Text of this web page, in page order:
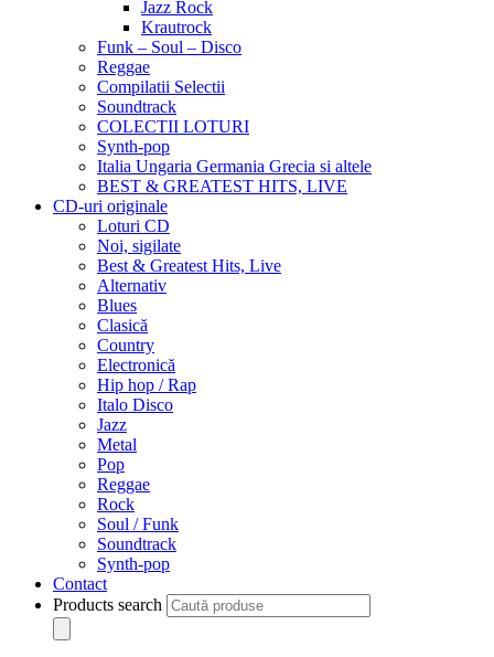
Jazz Rock
Krautrock
Funk – Soul – Disco
Reggae
Compilatii Selectii
Soundtrack
COLECTII LOTURI
Synth-pop
Italia Ungaria Germania Grecia si altele
BEST & GREATEST HITS, LIVE
CD-uri originale
Loturi CD
Noi, sigilate
Best & Greatest Hits, Live
Alternativ
Blues
Clasică
Country
Electronică
Hip hop / Rap
Italo Disco
Jazz
Metal
Pop
Reggae
Rock
Soul / Funk
Soundtrack
Synth-pop
Contact
Products search